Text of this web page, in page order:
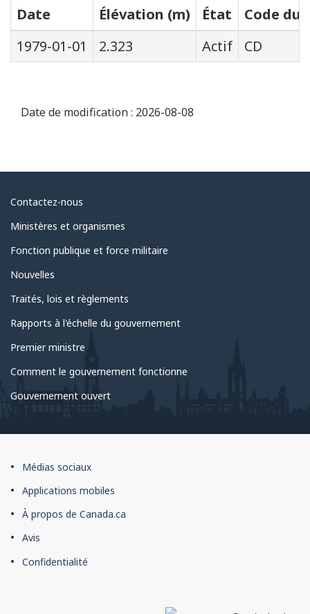
Date Élévation (m) État
Code du
1979-01-01
2.323 Actif CD
Date de modification : 2026-08-08
Au
sujet
du
gouvernement
Contactez-nous
Ministères et organismes
Fonction publique et force militaire
Nouvelles
Traités, lois et règlements
Rapports à l'échelle du gouvernement
Premier ministre
Comment le gouvernement fonctionne
Gouvernement ouvert
À
propos
du
site
Médias sociaux
Applications mobiles
À propos de Canada.ca
Avis
Confidentialité